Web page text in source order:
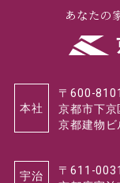
あなたの
本社
〒600-8101
京都市下
京都建物ビ
宇治
〒611-0031